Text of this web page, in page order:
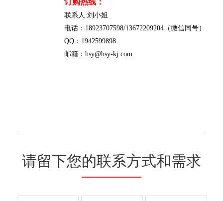
订购热线：
联系人:刘小姐
电话：18923707598/13672209204（微信同号）
QQ：1942599898
邮箱：hsy@hsy-kj.com
请留下您的联系方式和需求